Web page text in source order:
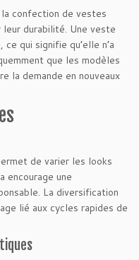
confection de vestes
durabilité. Une veste
qui signifie qu’elle n’a
que les modèles
la demande en nouveaux
de varier les looks
encourage une
La diversification
lié aux cycles rapides de